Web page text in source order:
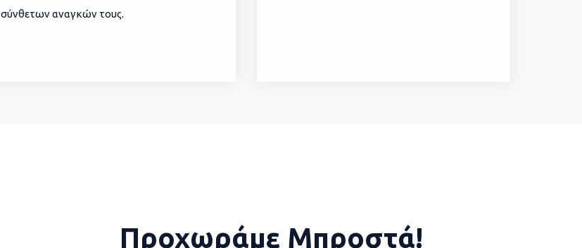
σύνθετων αναγκών τους.
Προχωράμε Μπροστά!